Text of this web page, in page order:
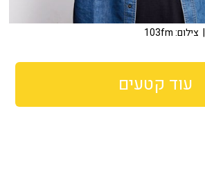
| צילום: 103fm
עוד קטעים